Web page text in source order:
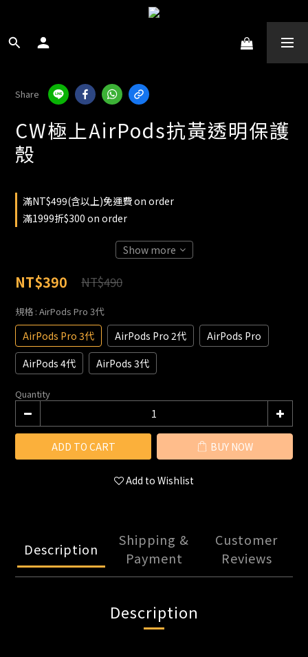
Share
CW極上AirPods抗黃透明保護
殼
滿NT$499(含以上)免運費 on order
滿1999折$300 on order
Show more
NT$390 NT$490
規格 : AirPods Pro 3代
AirPods Pro 3代 AirPods Pro 2代
AirPods Pro
AirPods 4代
AirPods 3代
Quantity
ADD TO CART BUY NOW
Add to Wishlist
Description
Shipping &
Payment
Customer
Reviews
Description